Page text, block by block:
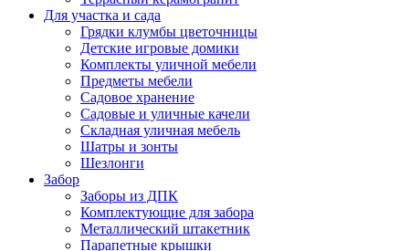
Для участка и сада
Грядки клумбы цветочницы
Детские игровые домики
Комплекты уличной мебели
Предметы мебели
Садовое хранение
Садовые и уличные качели
Складная уличная мебель
Шатры и зонты
Шезлонги
Забор
Заборы из ДПК
Комплектующие для забора
Металлический штакетник
Парапетные крышки